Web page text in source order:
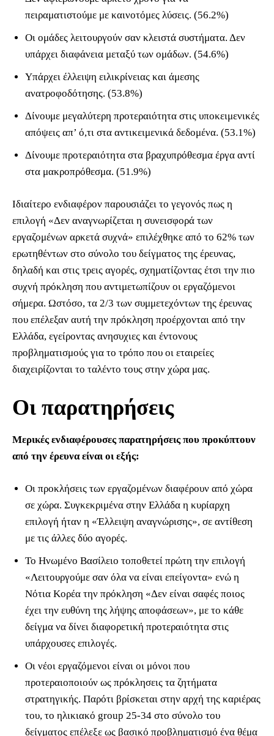
πειραματιστούμε με καινοτόμες λύσεις. (56.2%)
Οι ομάδες λειτουργούν σαν κλειστά συστήματα. Δεν
υπάρχει διαφάνεια μεταξύ των ομάδων. (54.6%)
Υπάρχει έλλειψη ειλικρίνειας και άμεσης
ανατροφοδότησης. (53.8%)
Δίνουμε μεγαλύτερη προτεραιότητα στις υποκειμενικές
απόψεις απ’ ό,τι στα αντικειμενικά δεδομένα. (53.1%)
Δίνουμε προτεραιότητα στα βραχυπρόθεσμα έργα αντί
στα μακροπρόθεσμα. (51.9%)
Ιδιαίτερο ενδιαφέρον παρουσιάζει το γεγονός πως η
επιλογή «Δεν αναγνωρίζεται η συνεισφορά των
εργαζομένων αρκετά συχνά» επιλέχθηκε από το 62% των
ερωτηθέντων στο σύνολο του δείγματος της έρευνας,
δηλαδή και στις τρεις αγορές, σχηματίζοντας έτσι την πιο
συχνή πρόκληση που αντιμετωπίζουν οι εργαζόμενοι
σήμερα. Ωστόσο, τα 2/3 των συμμετεχόντων της έρευνας
που επέλεξαν αυτή την πρόκληση προέρχονται από την
Ελλάδα, εγείροντας ανησυχιες και έντονους
προβληματισμούς για το τρόπο που οι εταιρείες
διαχειρίζονται το ταλέντο τους στην χώρα μας.
Οι παρατηρήσεις
Μερικές ενδιαφέρουσες παρατηρήσεις που προκύπτουν
από την έρευνα είναι οι εξής:
Οι προκλήσεις των εργαζομένων διαφέρουν από χώρα
σε χώρα. Συγκεκριμένα στην Ελλάδα η κυρίαρχη
επιλογή ήταν η «Έλλειψη αναγνώρισης», σε αντίθεση
με τις άλλες δύο αγορές.
Το Ηνωμένο Βασίλειο τοποθετεί πρώτη την επιλογή
«Λειτουργούμε σαν όλα να είναι επείγοντα» ενώ η
Νότια Κορέα την πρόκληση «Δεν είναι σαφές ποιος
έχει την ευθύνη της λήψης αποφάσεων», με το κάθε
δείγμα να δίνει διαφορετική προτεραιότητα στις
υπάρχουσες επιλογές.
Οι νέοι εργαζόμενοι είναι οι μόνοι που
προτεραιοποιούν ως πρόκλησεις τα ζητήματα
στρατηγικής. Παρότι βρίσκεται στην αρχή της καριέρας
του, το ηλικιακό group 25-34 στο σύνολο του
δείγματος επέλεξε ως βασικό προβληματισμό ένα θέμα